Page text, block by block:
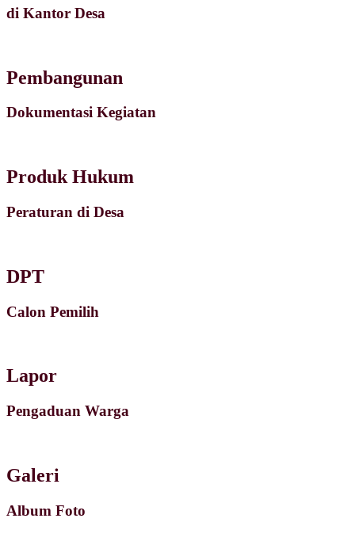
di Kantor Desa
Pembangunan
Dokumentasi Kegiatan
Produk Hukum
Peraturan di Desa
DPT
Calon Pemilih
Lapor
Pengaduan Warga
Galeri
Album Foto